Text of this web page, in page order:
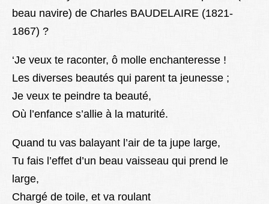
beau navire) de Charles BAUDELAIRE (1821-
1867) ?
‘Je veux te raconter, ô molle enchanteresse !
Les diverses beautés qui parent ta jeunesse ;
Je veux te peindre ta beauté,
Où l’enfance s’allie à la maturité.
Quand tu vas balayant l’air de ta jupe large,
Tu fais l’effet d’un beau vaisseau qui prend le
large,
Chargé de toile, et va roulant